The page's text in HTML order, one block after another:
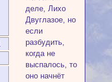
деле, Лихо
Двуглазое, но
если
разбудить,
когда не
выспалось, то
оно начнёт